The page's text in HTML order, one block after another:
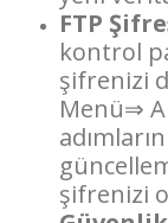
FTP
kontrol
şifrenizi
Menü⇒
şifrenizi